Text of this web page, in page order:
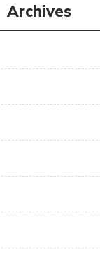
Archives